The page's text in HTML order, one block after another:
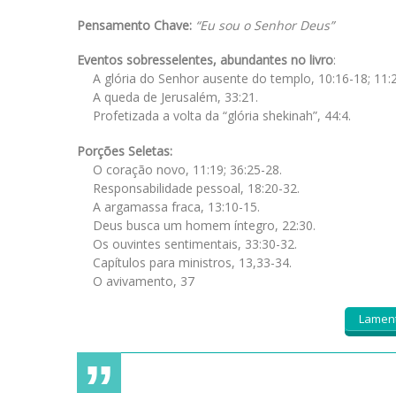
Pensamento Chave: “Eu sou o Senhor Deus”
Eventos sobresselentes, abundantes no livro:
A glória do Senhor ausente do templo, 10:16-18;
A queda de Jerusalém, 33:21.
Profetizada a volta da “glória shekinah”, 44:4.
Porções Seletas:
O coração novo, 11:19; 36:25-28.
Responsabilidade pessoal, 18:20-32.
A argamassa fraca, 13:10-15.
Deus busca um homem íntegro, 22:30.
Os ouvintes sentimentais, 33:30-32.
Capítulos para ministros, 13,33-34.
O avivamento, 37